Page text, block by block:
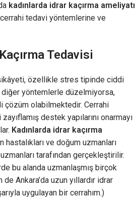
kadınlarda idrar kaçırma ameliyatı
tedavi yöntemlerine ve
Tedavisi
özellikle stres tipinde ciddi
diğer yöntemlerle düzelmiyorsa,
çözüm olabilmektedir. Cerrahi
destek yapılarını onarmayı
Kadınlarda idrar kaçırma
hastalıkları ve doğum uzmanları
tarafından gerçekleştirilir.
bu alanda uzmanlaşmış birçok
Ankara’da uzun yıllardır idrar
uygulayan bir cerrahım.)